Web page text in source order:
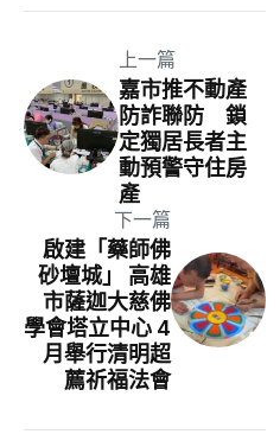
上一篇
嘉市推不動產
防詐聯防 鎖
定獨居長者主
動預警守住房
產
下一篇
啟建「藥師佛
砂壇城」 高雄
市薩迦大慈佛
學會塔立中心 4
月舉行清明超
薦祈福法會